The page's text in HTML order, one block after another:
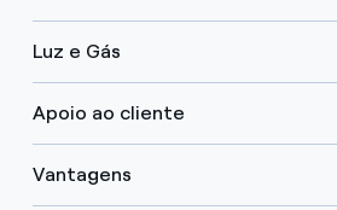
Luz e Gás
Apoio ao cliente
Vantagens